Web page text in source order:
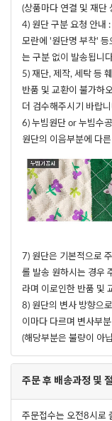
(상품마다 연결 및 재단
4) 원단 구분 요청 안내
모란에 '원단명 부착' 등
는 구분 없이 발송됩니
5) 재단, 제작, 세탁 등
반품 및 교환이 불가하
더 검수해주시기 바랍
6) 누빔원단 or 누빔수
원단의 이음부분에 다
7) 원단은 기본적으로
롤 발송 원하시는 경우
라며 이로인한 반품 및
8) 원단의 변사 방향으
이마다 다르며 변사부
(해당부분은 불량이 아
주문 후 배송과정 및
주문접수는 오전8시로